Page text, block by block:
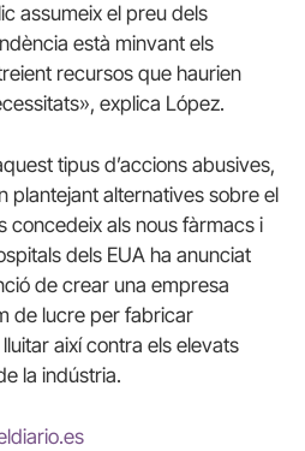
assumeix el preu dels
està minvant els
recursos que haurien
explica López.
tipus d’accions abusives,
plantejant alternatives sobre el
concedeix als nous fàrmacs i
dels EUA ha anunciat
de crear una empresa
de lucre per fabricar
així contra els elevats
la indústria.